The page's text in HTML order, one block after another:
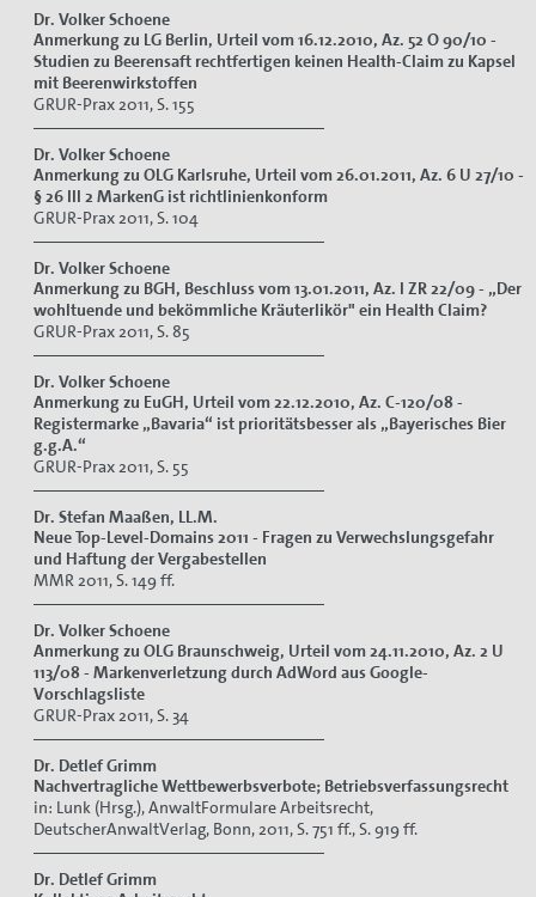
Dr. Volker Schoene
Anmerkung zu LG Berlin, Urteil vom 16.12.2010, Az. 52 O 90/10 -
Studien zu Beerensaft rechtfertigen keinen Health-Claim zu Kapsel
mit Beerenwirkstoffen
GRUR-Prax 2011, S. 155
Dr. Volker Schoene
Anmerkung zu OLG Karlsruhe, Urteil vom 26.01.2011, Az. 6 U 27/10 -
§ 26 III 2 MarkenG ist richtlinienkonform
GRUR-Prax 2011, S. 104
Dr. Volker Schoene
Anmerkung zu BGH, Beschluss vom 13.01.2011, Az. I ZR 22/09 - „Der
wohltuende und bekömmliche Kräuterlikör" ein Health Claim?
GRUR-Prax 2011, S. 85
Dr. Volker Schoene
Anmerkung zu EuGH, Urteil vom 22.12.2010, Az. C-120/08 -
Registermarke „Bavaria“ ist prioritätsbesser als „Bayerisches Bier
g.g.A.“
GRUR-Prax 2011, S. 55
Dr. Stefan Maaßen, LL.M.
Neue Top-Level-Domains 2011 - Fragen zu Verwechslungsgefahr
und Haftung der Vergabestellen
MMR 2011, S. 149 ff.
Dr. Volker Schoene
Anmerkung zu OLG Braunschweig, Urteil vom 24.11.2010, Az. 2 U
113/08 - Markenverletzung durch AdWord aus Google-
Vorschlagsliste
GRUR-Prax 2011, S. 34
Dr. Detlef Grimm
Nachvertragliche Wettbewerbsverbote; Betriebsverfassungsrecht
in: Lunk (Hrsg.), AnwaltFormulare Arbeitsrecht,
DeutscherAnwaltVerlag, Bonn, 2011, S. 751 ff., S. 919 ff.
Dr. Detlef Grimm